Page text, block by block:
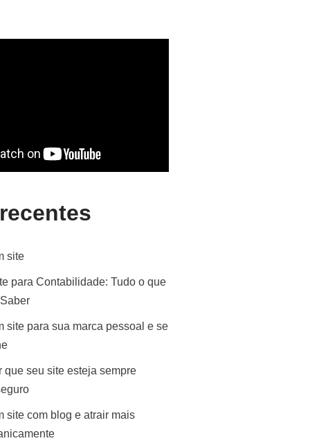
site
para Contabilidade: Tudo o que
site para sua marca pessoal e se
que seu site esteja sempre
site com blog e atrair mais